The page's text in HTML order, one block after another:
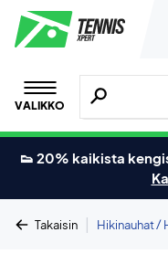
VALIKKO
Hae
👟 20% kaikista
Takaisin | Hikinauhat /